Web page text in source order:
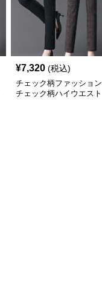
¥7,320 (税込)
チェック柄ファッション
チェック柄ハイウエスト